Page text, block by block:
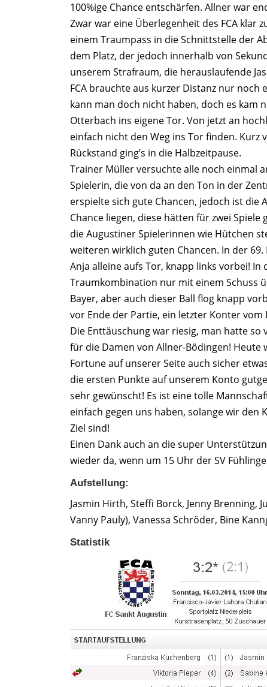
100%ige Chance entschärfen. Allner war
Zwar war eine Überlegenheit des FCA klar
einem Traumpass in die Schnittstelle der
dem Platz, der jedoch innerhalb von
unserem Strafraum, die herauslaufende
FCA brauchte aus kurzer Distanz nur
kann man doch nicht haben, doch es kam
Otterbach ins eigene Tor. Von jetzt an
einfach nicht den Weg ins Tor finden. Kurz
Rückstand ging’s in die Halbzeitpause.
Trainer Müller versuchte alle noch einmal
Spielerin, die von da an den Ton in der
erspielte sich gute Chancen, jedoch ist die
Chance liegen, diese hätten für zwei
die Augustiner Spielerinnen wie Hütchen
weiteren wirklich guten Chancen. In der
Anja alleine aufs Tor, knapp links vorbei! In
Traumkombination nur mit einem Schuss
Bayer, aber auch dieser Ball flog knapp
vor Ende der Partie, ein letzter Konter vom
Die Enttäuschung war riesig, man hatte
für die Damen von Allner-Bödingen!
Fortune auf unserer Seite auch sicher
die ersten Punkte auf unserem Konto
sehr gewünscht! Es ist eine tolle
einfach gegen uns haben, solange wir den
Ziel sind!
Einen Dank auch an die super
wieder da, wenn um 15 Uhr der SV
Aufstellung:
Jasmin Hirth, Steffi Borck, Jenny Brenning,
Vanny Pauly), Vanessa Schröder, Bine
Statistik